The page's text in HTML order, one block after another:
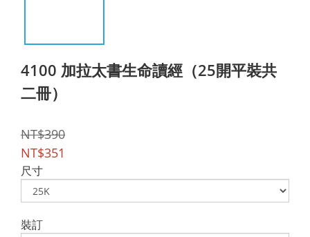
4100 加拉太書生命讀經（25開平裝共
二冊）
NT$390
NT$351
尺寸
裝訂